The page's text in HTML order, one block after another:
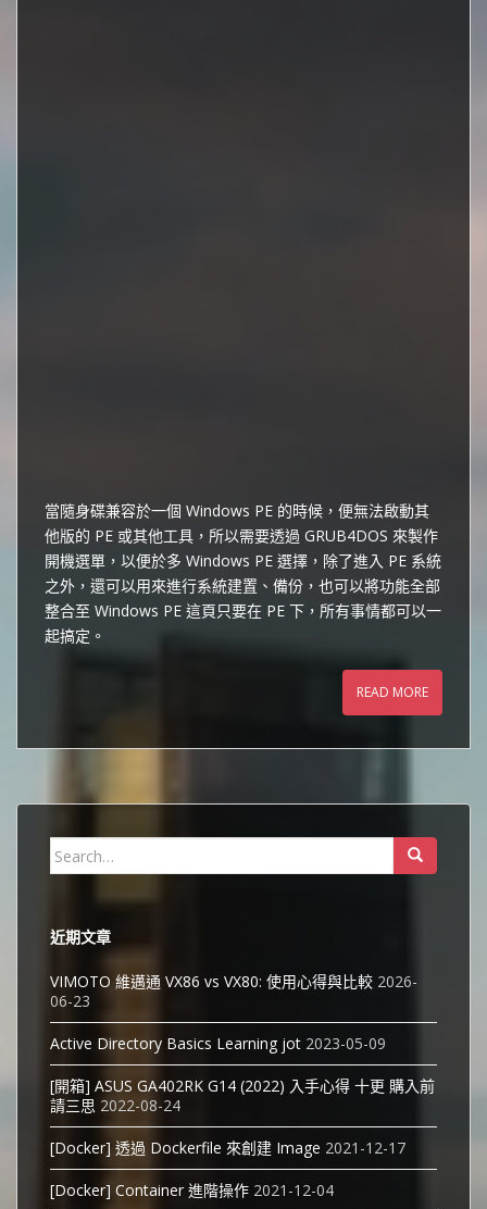
當隨身碟兼容於一個 Windows PE 的時候，便無法啟動其
他版的 PE 或其他工具，所以需要透過 GRUB4DOS 來製作
開機選單，以便於多 Windows PE 選擇，除了進入 PE 系統
之外，還可以用來進行系統建置、備份，也可以將功能全部
整合至 Windows PE 這頁只要在 PE 下，所有事情都可以一
起搞定。
READ MORE
Search
for:
近期文章
VIMOTO 維邁通 VX86 vs VX80: 使用心得與比較 2026-
06-23
Active Directory Basics Learning jot 2023-05-09
[開箱] ASUS GA402RK G14 (2022) 入手心得 十更 購入前
請三思 2022-08-24
[Docker] 透過 Dockerfile 來創建 Image 2021-12-17
[Docker] Container 進階操作 2021-12-04